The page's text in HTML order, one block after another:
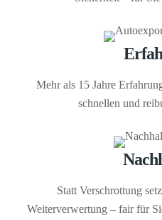
Mehr als 15 Jahre
schnellen und
Statt Verschrottung
Weiterverwertung – fair für